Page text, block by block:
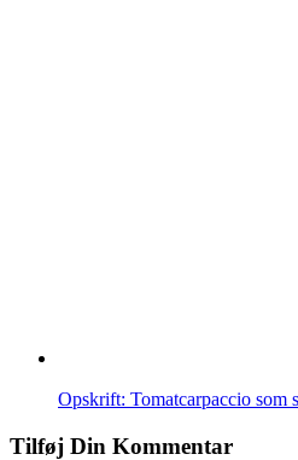
Opskrift: Tomatcarpaccio som
Tilføj Din Kommentar